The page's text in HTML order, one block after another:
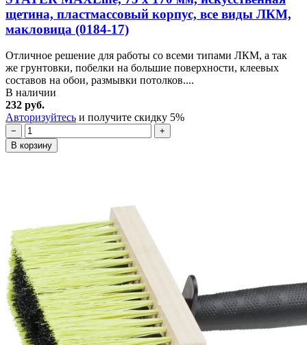
щетина, пластмассовый корпус, все виды ЛКМ,
макловица (0184-17)
Отличное решение для работы со всеми типами ЛКМ, а так
же грунтовки, побелки на большие поверхности, клеевых
составов на обои, размывки потолков....
В наличии
232 руб.
Авторизуйтесь и получите скидку 5%
−
+
В корзину